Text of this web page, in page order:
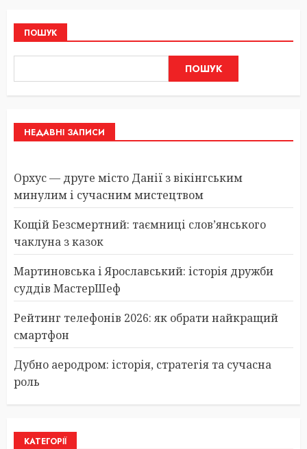
ПОШУК
ПОШУК
НЕДАВНІ ЗАПИСИ
Орхус — друге місто Данії з вікінгським
минулим і сучасним мистецтвом
Кощій Безсмертний: таємниці слов’янського
чаклуна з казок
Мартиновська і Ярославський: історія дружби
суддів МастерШеф
Рейтинг телефонів 2026: як обрати найкращий
смартфон
Дубно аеродром: історія, стратегія та сучасна
роль
КАТЕГОРІЇ